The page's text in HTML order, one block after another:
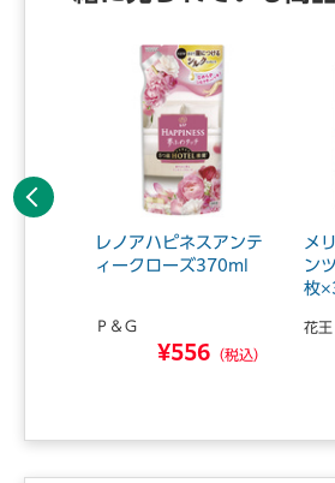
レノアハピネスアンテ
ィークローズ370ml
Ｐ＆Ｇ
¥556 （税込）
メ
ン
枚
花王
前へ